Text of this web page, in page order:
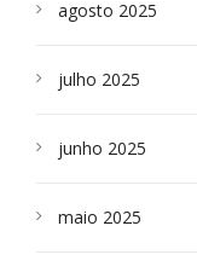
agosto 2025
julho 2025
junho 2025
maio 2025